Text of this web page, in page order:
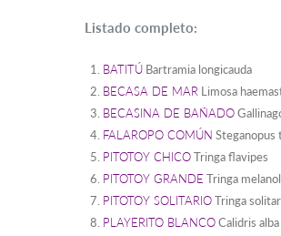
Listado completo:
BATITÚ Bartramia longicauda
BECASA DE MAR Limosa
BECASINA DE BAÑADO
FALAROPO COMÚN Steganopus
PITOTOY CHICOTringa flavipes
PITOTOY GRANDE Tringa
PITOTOY SOLITARIOTringa
PLAYERITO BLANCOCalidris alba